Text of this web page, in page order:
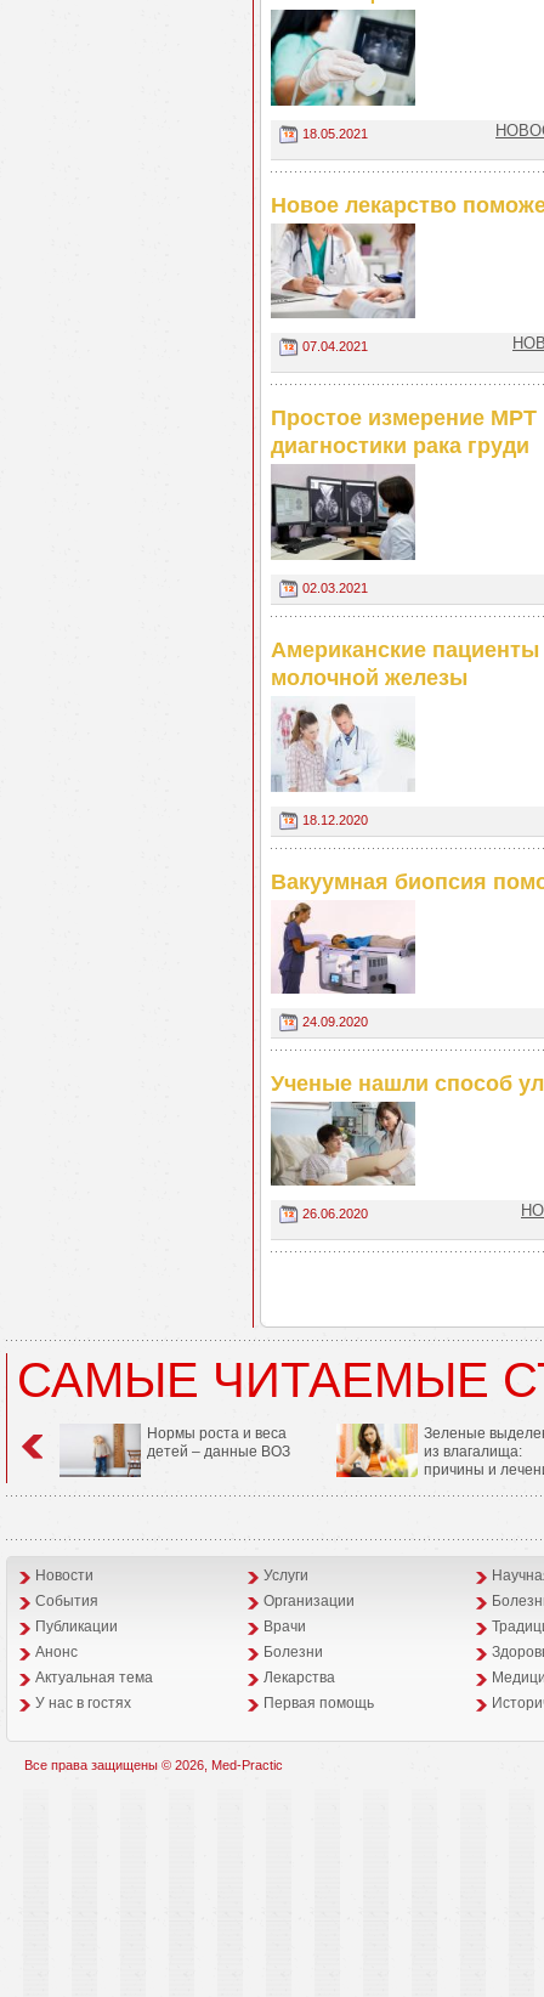
18.05.2021
Новое лекарство
07.04.2021
Простое измерение МРТ
диагностики рака груди
02.03.2021
Американские пациенты
молочной железы
18.12.2020
Вакуумная биопсия
24.09.2020
Ученые нашли способ
26.06.2020
САМЫЕ ЧИТАЕМЫЕ
Нормы роста и веса
детей – данные ВОЗ
Зеленые
из влагалища:
причины и
Новости Услуги
События
Организации
Публикации
Врачи
Анонс
Болезни
Aктуальная тема
Лекарства
У нас в гостях
Первая помощь
Все права защищены © 2026, Med-Practic